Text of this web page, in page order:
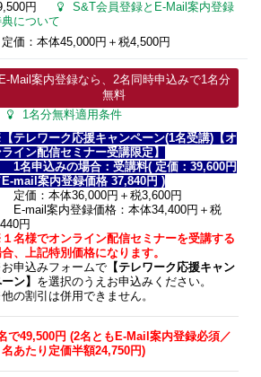
円
S&T会員登録とE-Mail案内登録
について
定価：本体45,000円＋税4,500円
E-Mail案内登録なら、2名同時申込みで1名分
無料
1名分無料適用条件
テレワーク応援キャンペーン(1名受講)【オ
ライン配信セミナー受講限定】
名申込みの場合：受講料( 定価：39,600円
E-mail案内登録価格 37,840円 )
価：本体36,000円＋税3,600円
mail案内登録価格：本体34,400円＋税
円
名様でオンライン配信セミナーを受講する
、上記特別価格になります。
申込みフォームで【テレワーク応援キャン
ン】
を選択のうえお申込みください。
の割引は併用できません。
で49,500円 (2名ともE-Mail案内登録必須／
名あたり定価半額24,750円)